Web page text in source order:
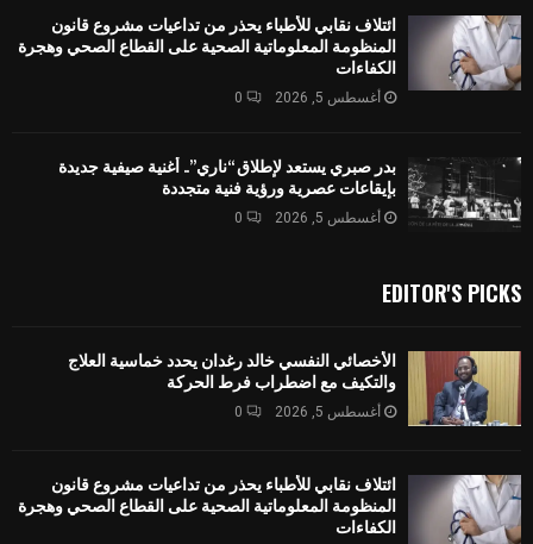
ائتلاف نقابي للأطباء يحذر من تداعيات مشروع قانون
المنظومة المعلوماتية الصحية على القطاع الصحي وهجرة
الكفاءات
أغسطس 5, 2026 0
بدر صبري يستعد لإطلاق “ناري”.. أغنية صيفية جديدة
بإيقاعات عصرية ورؤية فنية متجددة
أغسطس 5, 2026 0
EDITOR'S PICKS
الأخصائي النفسي خالد رغدان يحدد خماسية العلاج
والتكيف مع اضطراب فرط الحركة
أغسطس 5, 2026 0
ائتلاف نقابي للأطباء يحذر من تداعيات مشروع قانون
المنظومة المعلوماتية الصحية على القطاع الصحي وهجرة
الكفاءات